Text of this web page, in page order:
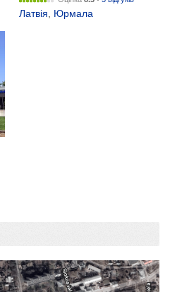
Латвія, Юрмала